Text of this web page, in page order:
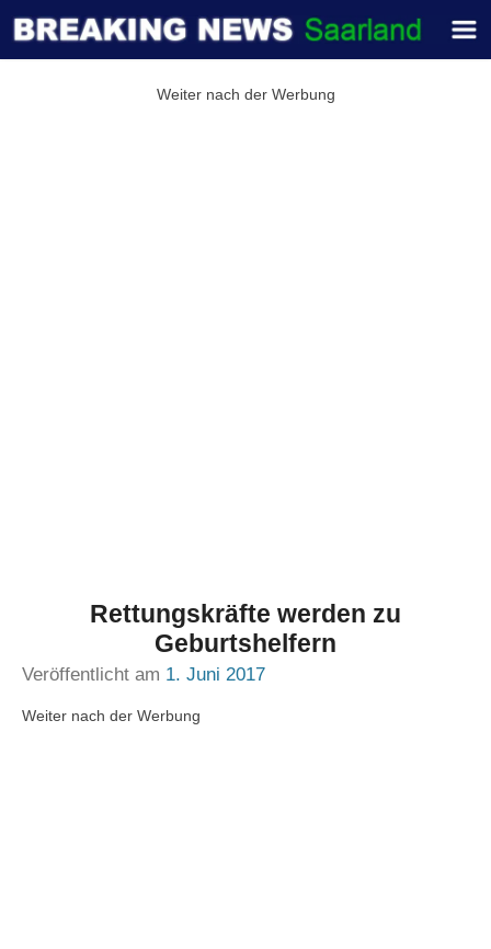
Weiter nach der Werbung
Rettungskräfte werden zu
Geburtshelfern
Veröffentlicht am 1. Juni 2017
Weiter nach der Werbung